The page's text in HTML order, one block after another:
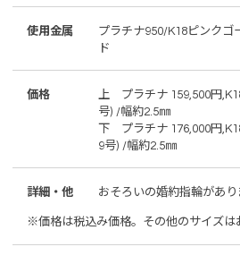
使用金属
プラチナ950/K18ピンクゴ
ド
価格
上 プラチナ 159,500円
号) /幅約2.5㎜
下 プラチナ 176,000円
9号) /幅約2.5㎜
詳細・他 おそろいの婚約指輪があり
※価格は税込み価格。その他のサイズは